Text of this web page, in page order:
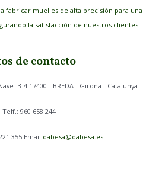
fabricar muelles de alta precisión para una
la satisfacción de nuestros clientes.
de contacto
3-4 17400 - BREDA - Girona - Catalunya
Telf.: 960 658 244
355 Email:dabesa@dabesa.es